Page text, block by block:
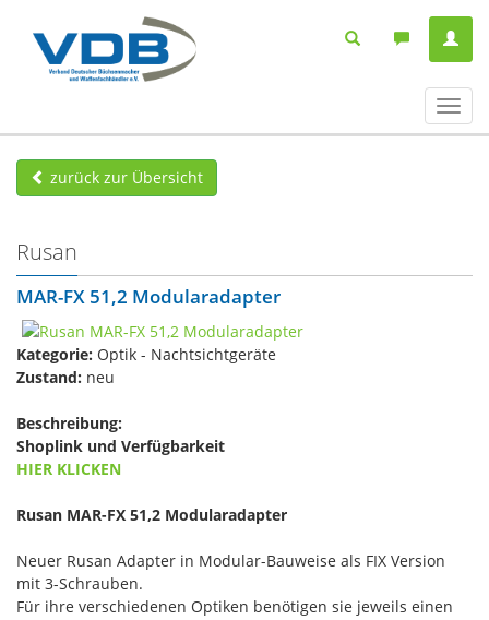
ein-/
zurück zur Übersicht
Rusan
MAR-FX 51,2 Modularadapter
Kategorie: Optik - Nachtsichtgeräte
Zustand: neu
Beschreibung:
Shoplink und Verfügbarkeit
HIER KLICKEN
Rusan MAR-FX 51,2 Modularadapter
Neuer Rusan Adapter in Modular-Bauweise als FIX Version
mit 3-Schrauben.
Für ihre verschiedenen Optiken benötigen sie jeweils einen